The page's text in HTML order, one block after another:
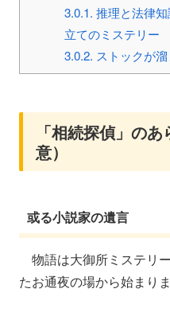
3.0.1. 推理と法律
立てのミステリー
3.0.2. ストックが
「相続探偵」の
意）
或る小説家の遺言
物語は大御所ミステリ
たお通夜の場から始まりま